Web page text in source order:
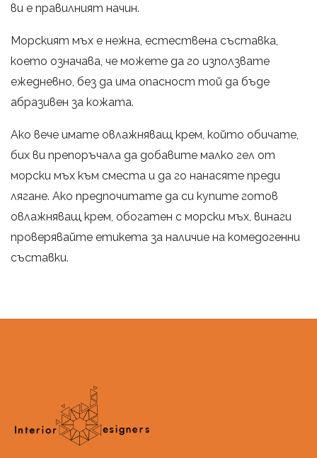
ви е правилният начин.
Морският мъх е нежна, естествена съставка,
което означава, че можете да го използвате
ежедневно, без да има опасност той да бъде
абразивен за кожата.
Ако вече имате овлажняващ крем, който обичате,
бих ви препоръчала да добавите малко гел от
морски мъх към сместа и да го нанасяте преди
лягане. Ако предпочитате да си купите готов
овлажняващ крем, обогатен с морски мъх, винаги
проверявайте етикета за наличие на комедогенни
съставки.